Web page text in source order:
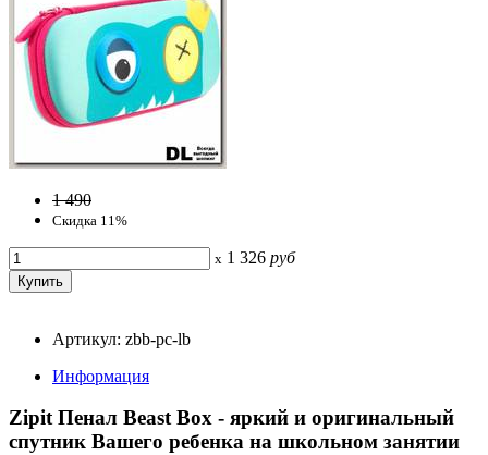
1 490
Скидка 11%
x 1 326 руб
Артикул: zbb-pc-lb
Информация
Zipit Пенал Beast Box - яркий и оригинальный
спутник Вашего ребенка на школьном занятии